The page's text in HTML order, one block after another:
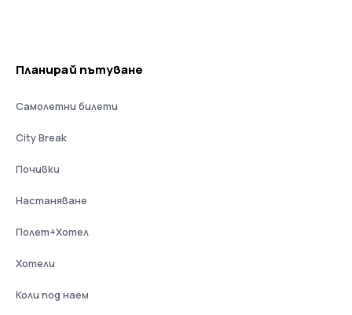
Планирай пътуване
Самолетни билети
City Break
Почивки
Настаняване
Полет+Хотел
Хотели
Коли под наем